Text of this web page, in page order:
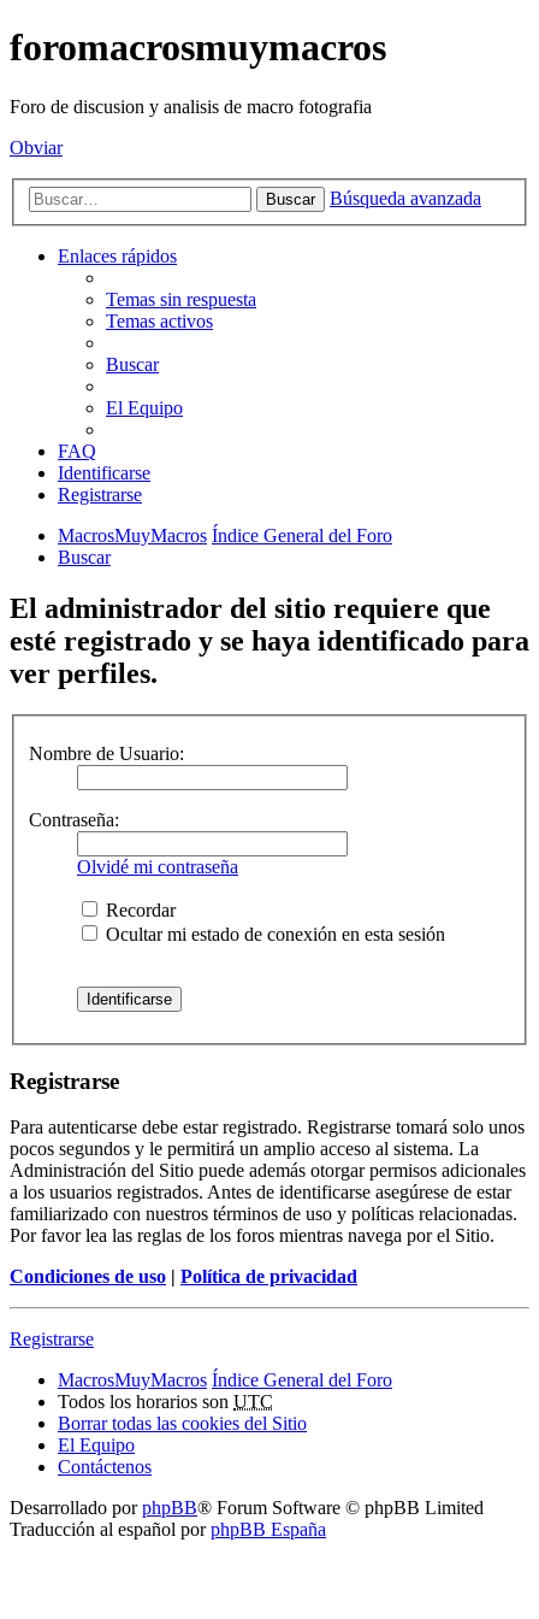
foromacrosmuymacros
Foro de discusion y analisis de macro fotografia
Obviar
Buscar Búsqueda avanzada
Enlaces rápidos
Temas sin respuesta
Temas activos
Buscar
El Equipo
FAQ
Identificarse
Registrarse
MacrosMuyMacros Índice General del Foro
Buscar
El administrador del sitio requiere que
esté registrado y se haya identificado para
ver perfiles.
Nombre de Usuario:
Contraseña:
Olvidé mi contraseña
Recordar
Ocultar mi estado de conexión en esta sesión
Registrarse
Para autenticarse debe estar registrado. Registrarse tomará solo unos
pocos segundos y le permitirá un amplio acceso al sistema. La
Administración del Sitio puede además otorgar permisos adicionales
a los usuarios registrados. Antes de identificarse asegúrese de estar
familiarizado con nuestros términos de uso y políticas relacionadas.
Por favor lea las reglas de los foros mientras navega por el Sitio.
Condiciones de uso | Política de privacidad
Registrarse
MacrosMuyMacros Índice General del Foro
Todos los horarios son UTC
Borrar todas las cookies del Sitio
El Equipo
Contáctenos
Desarrollado porphpBB® Forum Software © phpBB Limited
Traducción al español porphpBB España